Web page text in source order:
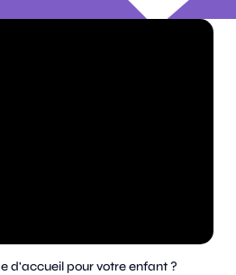
d'accueil pour votre enfant ?